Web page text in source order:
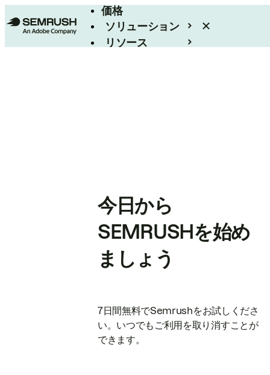
価格
ソリューション
リソース
今日から
SEMRUSHを始め
ましょう
7日間無料でSemrushをお試しくださ
い。いつでもご利用を取り消すことが
できます。